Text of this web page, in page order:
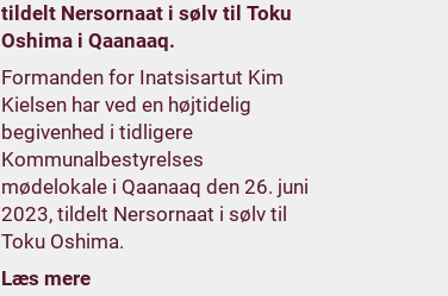
tildelt Nersornaat i sølv til Toku
Oshima i Qaanaaq.
Formanden for Inatsisartut Kim
Kielsen har ved en højtidelig
begivenhed i tidligere
Kommunalbestyrelses
mødelokale i Qaanaaq den 26. juni
2023, tildelt Nersornaat i sølv til
Toku Oshima.
Læs mere